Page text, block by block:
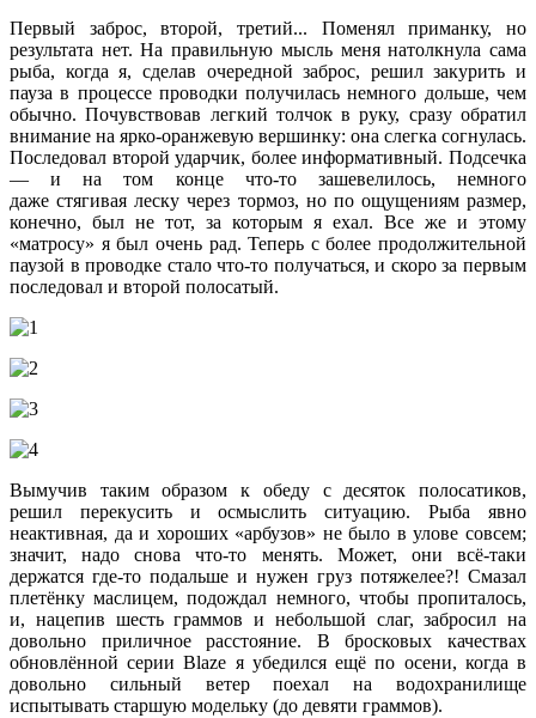
Первый заброс, второй, третий... Поменял приманку, но
результата нет. На правильную мысль меня натолкнула сама
рыба, когда я, сделав очередной заброс, решил закурить и
пауза в процессе проводки получилась немного дольше, чем
обычно. Почувствовав легкий толчок в руку, сразу обратил
внимание на ярко-оранжевую вершинку: она слегка согнулась.
Последовал второй ударчик, более информативный. Подсечка
— и на том конце что-то зашевелилось, немного
дажестягивая леску через тормоз, но по ощущениям размер,
конечно, был не тот, за которым я ехал. Все же и этому
«матросу» я был очень рад. Теперь с более продолжительной
паузой в проводке стало что-то получаться, и скоро за первым
последовал и второй полосатый.
Вымучив таким образом к обеду с десяток полосатиков,
решил перекусить и осмыслить ситуацию. Рыба явно
неактивная, да и хороших «арбузов» не было в улове совсем;
значит, надо снова что-то менять. Может, они всё-таки
держатся где-то подальше и нужен груз потяжелее?! Смазал
плетёнку маслицем, подождал немного, чтобы пропиталось,
и, нацепив шесть граммов и небольшой слаг, забросил на
довольно приличное расстояние. В бросковых качествах
обновлённой серии Blaze я убедился ещё по осени, когда в
довольно сильный ветер поехал на водохранилище
испытывать старшую модельку (до девяти граммов).